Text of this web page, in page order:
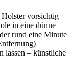
Holster vorsichtig
in eine dünne
rund eine Minute
lassen – künstliche